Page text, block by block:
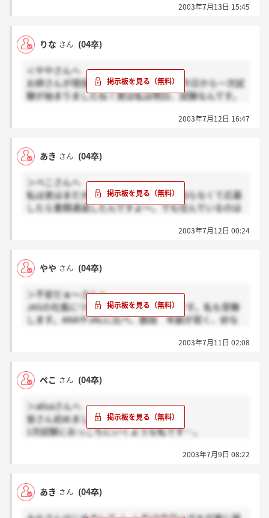
ただそれを面接官の方が分かっていただけたら
か．．．。なんかシートに私はなにも書かれてなかっ
がほめられていたし．．。5人の中から一人だけが通
過みたいですね．．．。面接でご一緒した方々とお話
な というか、親しみやすい方々でした。
電話がかかってくることを祈ります。
2003年7月13日 15:45
りな さん (04卒)
＜ややさんへ
お姉さんが現役のCAさんなんですね！今日から一次試
験が始まりましたね！実は私は明日、試験なんです。
いのですね？私は身長は169cmありますが、JASのCA
るものなのですか？なんか嫌ですね～そうゆうのっ
て．．．私はイジメというものは嫌いです！イジメが
だけるサービスはできないと思うからです。
話はかわりますが、CAさんの笑顔は素敵ですよね～。
この掲示板で一緒にがんばっている皆さんの中からCA
さんに是非なって欲しいですね！
2003年7月12日 16:47
あき さん (04卒)
＞ぺこさんへ
私は実はまだ大学生で既卒の募集って知らなくて応募
したら書類通過したんですよ～。でも住んでいるのは
言われたらかなんなーっておもって採用担当に電話し
から訓練があるから学生は無理みたいなこと言われま
した。ちゃんと履歴書見て欲しかったな－－－。ちな
の選考は行けないのでぺこさんは私の分まで頑張って
挑んでくだいね(^○^)
2003年7月12日 00:24
やや さん (04卒)
＞不安だぁ～さんへ
JASの社風について。姉がJAS現役CAです。私も受験
します。ANAやJALに比べ、数段 年齢が若く、妙な
が多い。給料体系や送迎も良いそうです。お局もすく
2003年7月11日 02:08
ぺこ さん (04卒)
＞alisaさんへ
皆さん初めまして。
1次試験におっこちにいくような私です…。
皆さんはどんな方ですか？あきさんは？
しかも身長が皆さんどれくらいあるのですか？
2003年7月9日 08:22
あき さん (04卒)